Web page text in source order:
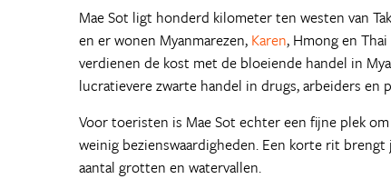
Mae Sot ligt honderd kilometer ten westen van
en er wonen Myanmarezen, Karen, Hmong en
verdienen de kost met de bloeiende handel in
lucratievere zwarte handel in drugs, arbeiders en
Voor toeristen is Mae Sot echter een fijne plek
weinig bezienswaardigheden. Een korte rit
aantal grotten en watervallen.